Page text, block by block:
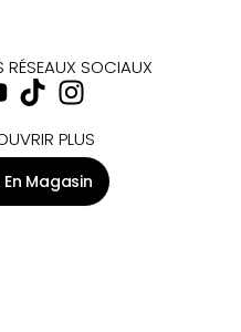
RÉSEAUX SOCIAUX
PLUS
Magasin